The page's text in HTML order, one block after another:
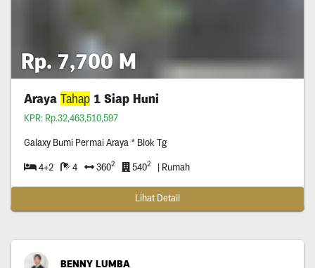
Rp. 7,700 M
Araya Tahap1 Siap Huni
KPR: Rp.32,463,510,597
Galaxy Bumi Permai Araya * Blok Tg
4+2 4 3602 5402 | Rumah
Lihat Detail
BENNY LUMBA